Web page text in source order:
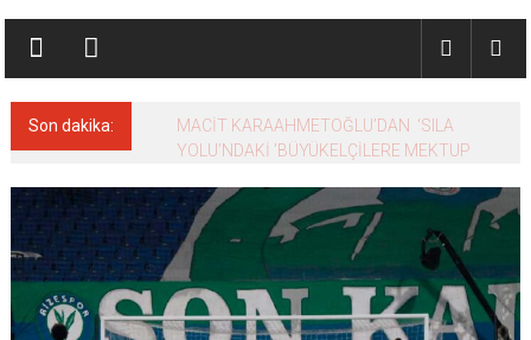
Son dakika:
MACİT KARAAHMETOĞLU’DAN ‘SILA
YOLU’NDAKİ ’BÜYÜKELÇİLERE MEKTUP